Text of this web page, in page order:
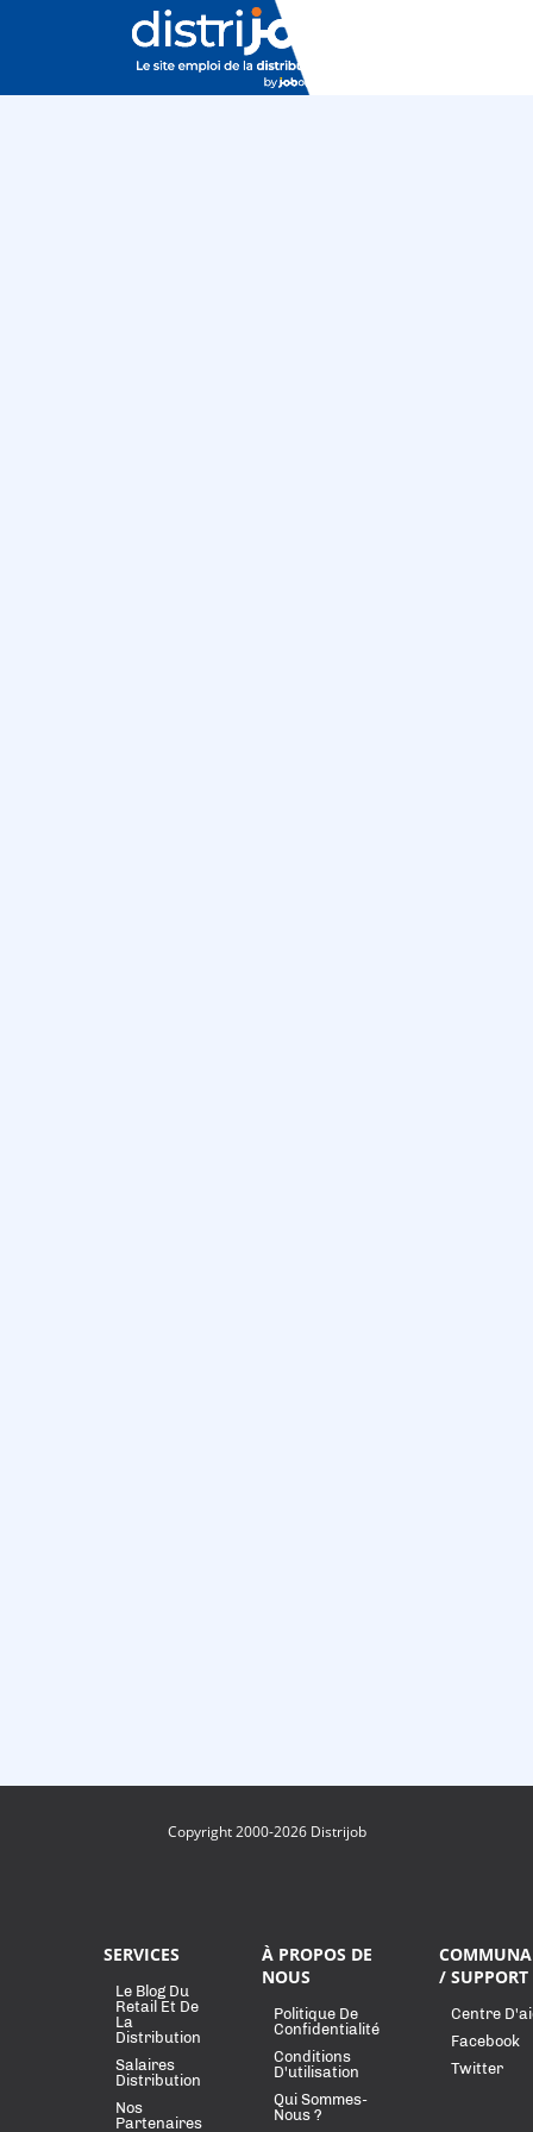
Copyright 2000-2026 Distrijob
SERVICES
Le Blog Du
Retail Et De
La
Distribution
Salaires
Distribution
Nos
Partenaires
À PROPOS DE
NOUS
Politique De
Confidentialité
Conditions
D'utilisation
Qui Sommes-
Nous ?
/ SUPPORT
Centre
Facebook
Twitter